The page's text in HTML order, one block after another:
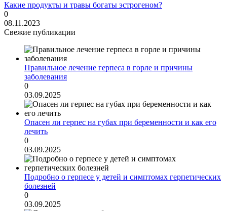
Какие продукты и травы богаты эстрогеном?
0
08.11.2023
Свежие публикации
Правильное лечение герпеса в горле и причины
заболевания
0
03.09.2025
Опасен ли герпес на губах при беременности и как его
лечить
0
03.09.2025
Подробно о герпесе у детей и симптомах герпетических
болезней
0
03.09.2025